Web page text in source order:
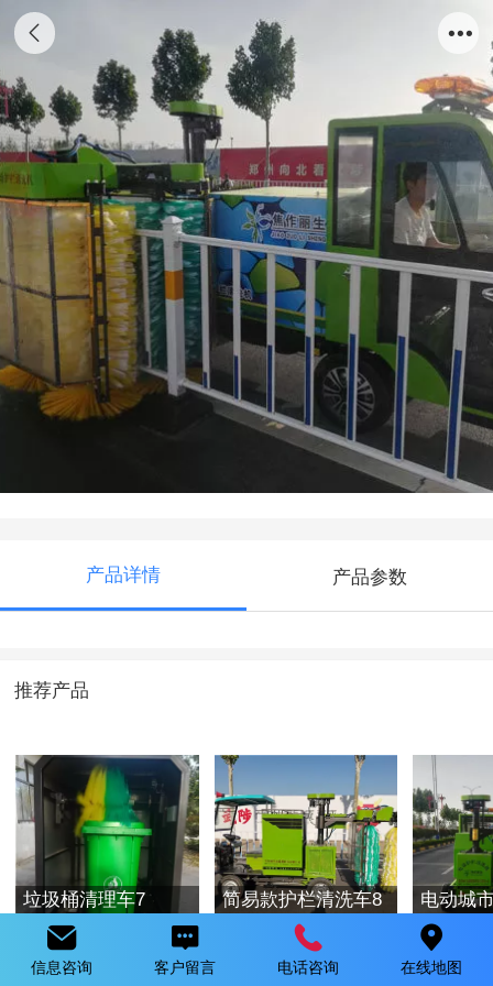
电动城市护栏清洗车（第五代）
产品详情 产品参数
推荐产品
垃圾桶清理车7 简易款护栏清洗车8
电动城
车（第
信息咨询 客户留言 电话咨询 在线地图